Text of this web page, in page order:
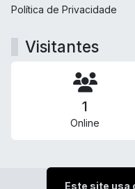
Política de Privacidade
Visitantes
1
Online
Este site usa